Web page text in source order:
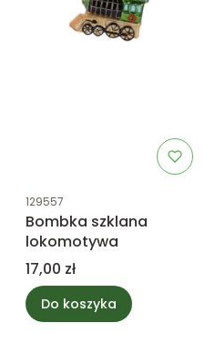
Kod produktu
129557
Bombka szklana
lokomotywa
Cena
17,00 zł
Do koszyka